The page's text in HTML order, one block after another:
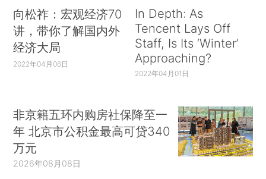
向松祚：宏观经济70
讲，带你了解国内外
经济大局
2022年04月06日
In Depth: As
Tencent Lays Off
Staff, Is Its ‘Winter’
Approaching?
2022年04月01日
非京籍五环内购房社保降至一
年 北京市公积金最高可贷340
万元
2026年08月08日